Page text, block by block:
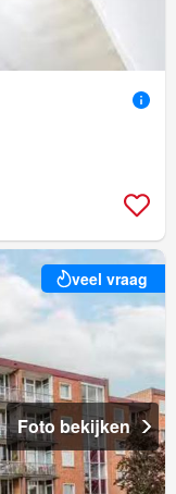
veel vraag
Foto bekijken